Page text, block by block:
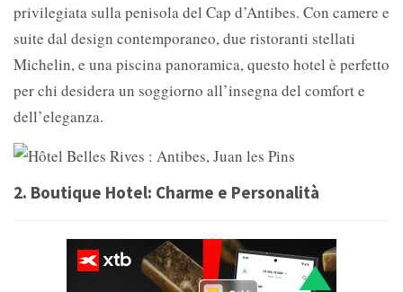
privilegiata sulla penisola del Cap d’Antibes. Con camere e
suite dal design contemporaneo, due ristoranti stellati
Michelin, e una piscina panoramica, questo hotel è perfetto
per chi desidera un soggiorno all’insegna del comfort e
dell’eleganza.
2. Boutique Hotel: Charme e Personalità